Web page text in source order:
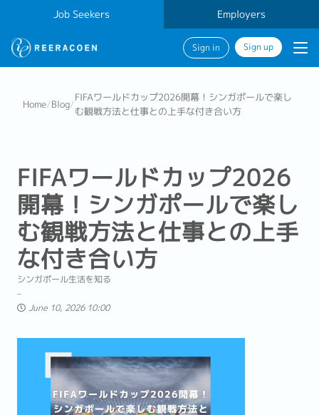
Job Seekers Employers
Sign in Sign up
Home/Blog/
FIFAワールドカップ2026開幕！シンガポールで楽し
む観戦方法と仕事との上手な付き合い方
FIFAワールドカップ2026
開幕！シンガポールで楽し
む観戦方法と仕事との上手
な付き合い方
シンガポール生活を知る
June 10, 2026 10:00